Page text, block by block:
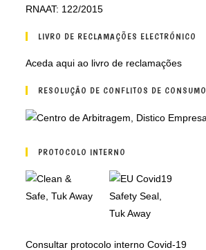
RNAAT: 122/2015
LIVRO DE RECLAMAÇÕES ELECTRÓNICO
Aceda aqui ao livro de reclamações
RESOLUÇÃO DE CONFLITOS DE CONSUMO
PROTOCOLO INTERNO
Consultar protocolo interno Covid-19